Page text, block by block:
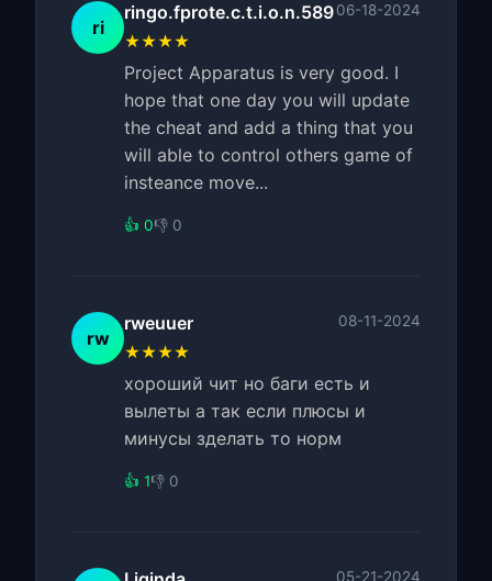
ri
ringo.fprote.c.t.i.o.n.58906-18-2024
★★★★
Project Apparatus is very good. I
hope that one day you will update
the cheat and add a thing that you
will able to control others game of
insteance move...
👍 0👎 0
rw
rweuuer 08-11-2024
★★★★
хороший чит но баги есть и
вылеты а так если плюсы и
минусы зделать то норм
👍 1👎 0
05-21-2024